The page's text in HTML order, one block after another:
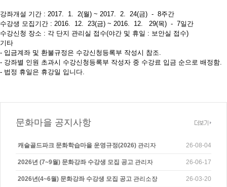
강좌개설 기간 : 2017. 1. 2(월) ~ 2017. 2. 24(금) - 8주간
수강생 모집기간 : 2016. 12. 23(금) ~ 2016. 12. 29(목) - 7일간
수강신청 장소 : 각 단지 관리실 접수(야간 및 휴일 : 보안실 접수)
기타
- 입금계좌 및 환불규정은 수강신청등록부 작성시 참조.
- 강좌별 인원 초과시 수강신청등록부 작성자 중 수강료 입금 순으로 배정함.
- 법정 휴일은 휴강일 입니다.
문화마을 공지사항
캐슬골드파크 문화학습마을 운영규정(2026) 26-08-04
관리자
2026년 (7~9월) 문화강좌 수강생 모집 공고 26-06-17
관리자
2026년(4~6월) 문화강좌 수강생 모집 공고 26-03-20
관리소장